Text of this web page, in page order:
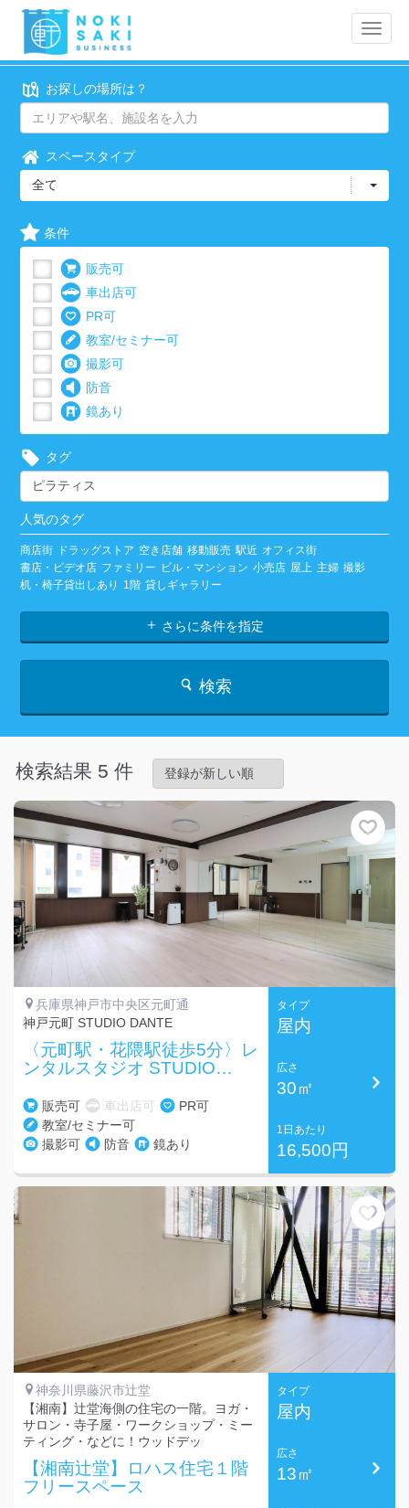
Toggle
お探しの場所は？
スペースタイプ
全て
条件
販売可
車出店可
PR可
教室/セミナー可
撮影可
防音
鏡あり
タグ
人気のタグ
商店街 ドラッグストア 空き店舗 移動販売 駅近 オフィス街
書店・ビデオ店 ファミリー ビル・マンション 小売店 屋上 主婦 撮影
机・椅子貸出しあり
1階 貸しギャラリー
さらに条件を指定
検索
検索結果 5 件
兵庫県神戸市中央区元町通
神戸元町 STUDIO DANTE
〈元町駅・花隈駅徒歩5分〉レ
ンタルスタジオ STUDIO
販売可 車出店可
PR可
教室/セミナー可
撮影可
防音 鏡あり
タイプ
屋内
広さ
30㎡
1日あたり
16,500円
神奈川県藤沢市辻堂
【湘南】辻堂海側の住宅の一階。ヨガ・
サロン・寺子屋・ワークショップ・ミー
ティング・などに！ウッドデッ
【湘南辻堂】ロハス住宅１階
フリースペース
タイプ
屋内
広さ
13㎡